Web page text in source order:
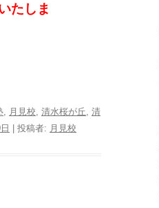
たしま
, 月見校, 清水桜が丘, 清
投稿者: 月見校